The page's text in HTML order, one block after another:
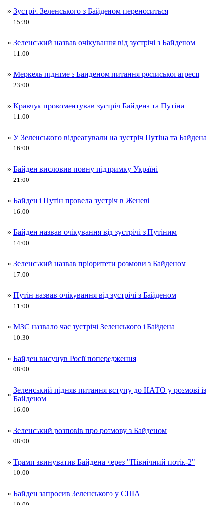
» Зустріч Зеленського з Байденом переноситься
15:30
» Зеленський назвав очікування від зустрічі з Байденом
11:00
» Меркель підніме з Байденом питання російської агресії
23:00
» Кравчук прокоментував зустріч Байдена та Путіна
11:00
» У Зеленського відреагували на зустріч Путіна та Байдена
16:00
» Байден висловив повну підтримку Україні
21:00
» Байден і Путін провела зустріч в Женеві
16:00
» Байден назвав очікування від зустрічі з Путіним
14:00
» Зеленський назвав пріоритети розмови з Байденом
17:00
» Путін назвав очікування від зустрічі з Байденом
11:00
» МЗС назвало час зустрічі Зеленського і Байдена
10:30
» Байден висунув Росії попередження
08:00
»
Зеленський підняв питання вступу до НАТО у розмові із
Байденом
16:00
» Зеленський розповів про розмову з Байденом
08:00
» Трамп звинуватив Байдена через "Північний потік-2"
10:00
» Байден запросив Зеленського у США